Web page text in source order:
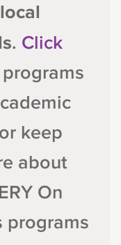
. Click
keep
about
On
programs